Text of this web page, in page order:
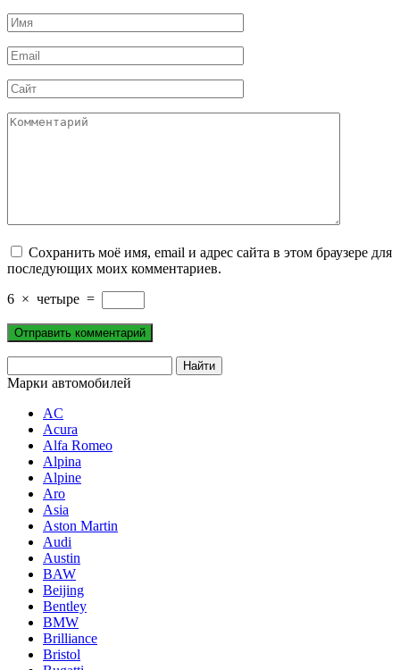
Имя
*
Email
*
Сайт
Комментарий
Сохранить моё имя, email и адрес сайта в этом браузере для
последующих моих комментариев.
6 × четыре =
Марки автомобилей
AC
Acura
Alfa Romeo
Alpina
Alpine
Aro
Asia
Aston Martin
Audi
Austin
BAW
Beijing
Bentley
BMW
Brilliance
Bristol